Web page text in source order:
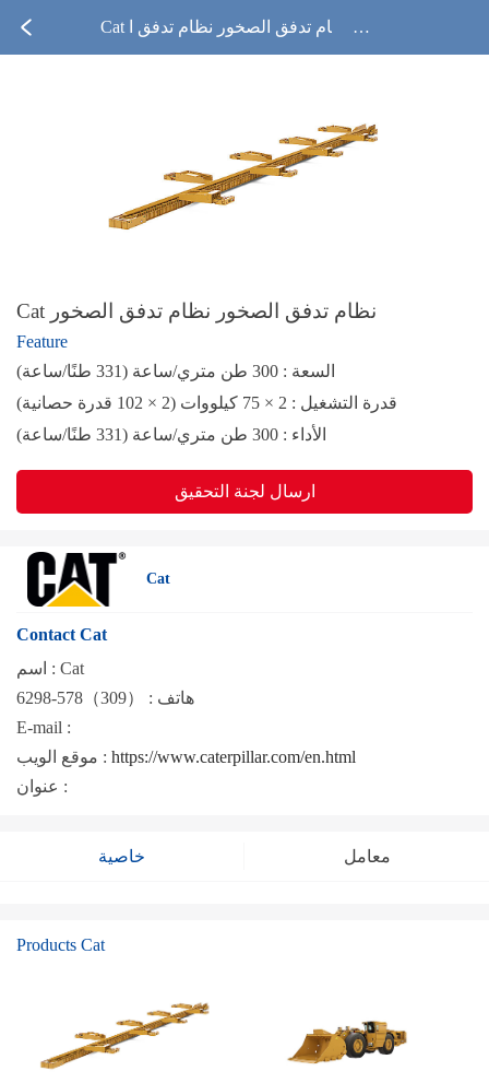
Cat نظام تدفق الصخور نظام تدفق ا
Cat نظام تدفق الصخور نظام تدفق الصخور
Feature
السعة : 300 طن متري/ساعة (331 طنًا/ساعة)
قدرة التشغيل : 2 × 75 كيلووات (2 × 102 قدرة حصانية)
الأداء : 300 طن متري/ساعة (331 طنًا/ساعة)
ارسال لجنة التحقيق
Cat
Contact Cat
اسم : Cat
هاتف : （309）578-6298
E-mail :
موقع الويب : https://www.caterpillar.com/en.html
عنوان :
خاصية معامل
Products Cat